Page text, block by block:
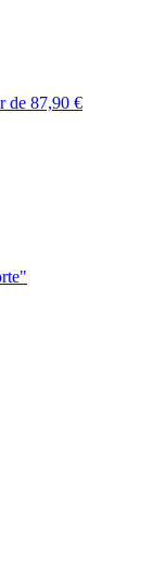
de 87,90 €